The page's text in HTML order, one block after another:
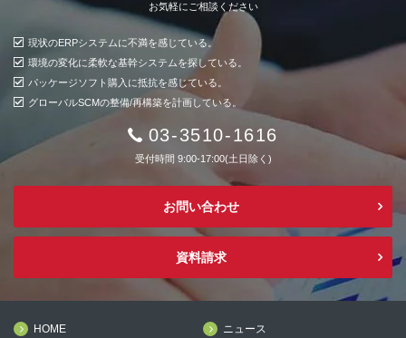
お気軽にご相談ください
現状のERPシステムに不満を感じている。
環境の変化に柔軟な基幹システムを探している。
パッケージソフト購入に抵抗を感じている。
グローバルSCMの整備/再構築を計画している。
03-3510-1616
受付時間 9:00-17:00(土日除く)
お問い合わせ
資料請求
HOME
ニュース